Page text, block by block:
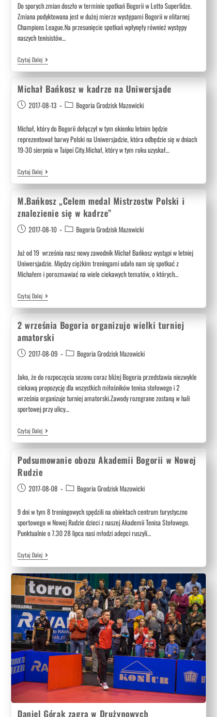
Do sporych zmian doszło w terminie spotkań Bogorii w Lotto Superlidze.
Zmiana podyktowana jest w dużej mierze występami Bogorii w elitarnej
Champions League.Na przesunięcie spotkań wpłynęły również występy
naszych tenisistów…
Czytaj Dalej
Michał Bańkosz w kadrze na Uniwersjade
2017-08-13 Bogoria Grodzisk Mazowicki
Michał, który do Bogorii dołączył w tym okienku letnim będzie
reprezentował barwy Polski na Uniwersjadzie, która odbędzie się w dniach
19-30 sierpnia w Taipei City.Michał, który w tym roku uzyskał…
Czytaj Dalej
M.Bańkosz „Celem medal Mistrzostw Polski i
znalezienie się w kadrze”
2017-08-10 Bogoria Grodzisk Mazowicki
Już od 19 września nasz nowy zawodnik Michał Bańkosz wystąpi w letniej
Uniwersjadzie. Między ciężkim treningami udało nam się spotkać z
Michałem i porozmawiać na wiele ciekawych tematów, o których…
Czytaj Dalej
2 września Bogoria organizuje wielki turniej
amatorski
2017-08-09 Bogoria Grodzisk Mazowicki
Jako, że do rozpoczęcia sezonu coraz bliżej Bogoria przedstawia niezwykle
ciekawą propozycję dla wszystkich miłośników tenisa stołowego i 2
września organizuje turniej amatorski.Zawody rozegrane zostaną w hali
sportowej przy ulicy…
Czytaj Dalej
Podsumowanie obozu Akademii Bogorii w Nowej
Rudzie
2017-08-08 Bogoria Grodzisk Mazowicki
9 dni w tym 8 treningowych spędzili na obiektach centrum turystyczno
sportowego w Nowej Rudzie dzieci z naszej Akademii Tenisa Stołowego.
Punktualnie o 7.30 28 lipca nasi młodzi adepci ruszyli…
Czytaj Dalej
Daniel Górak zagra w Drużynowych